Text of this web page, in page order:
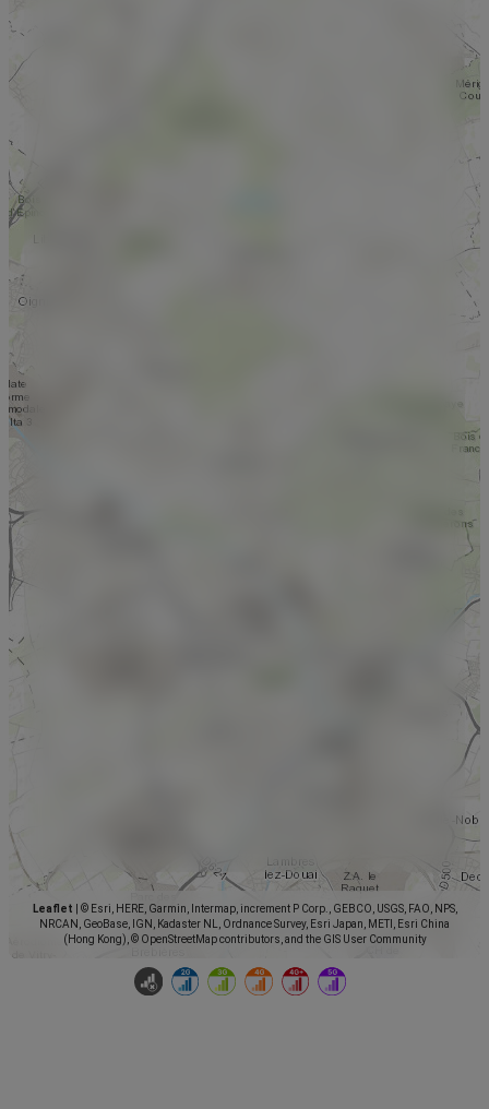
Leaflet
© Esri, HERE, Garmin, Intermap, increment P Corp., GEBCO, USGS, FAO, NPS,
NRCAN, GeoBase, IGN, Kadaster NL, Ordnance Survey, Esri Japan, METI, Esri China
(Hong Kong), © OpenStreetMap contributors, and the GIS User Community